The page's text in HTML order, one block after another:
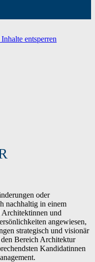
entsperren
oder
nachhaltig in einem
Architektinnen und
angewiesen,
strategisch und visionär
Bereich Architektur
Kandidatinnen